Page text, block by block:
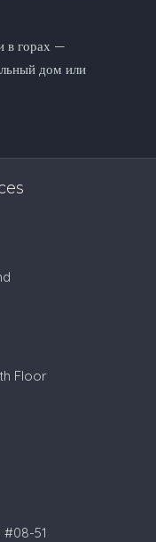
в горах —
дом или
Floor
51